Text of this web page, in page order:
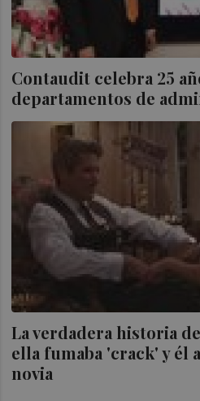
Contaudit celebra 25
departamentos de
La verdadera historia
ella fumaba 'crack' y él
novia